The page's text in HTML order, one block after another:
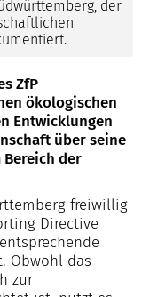
der
ZfP
ökologischen
Entwicklungen
über seine
der
freiwillig
Directive
Obwohl das
zur